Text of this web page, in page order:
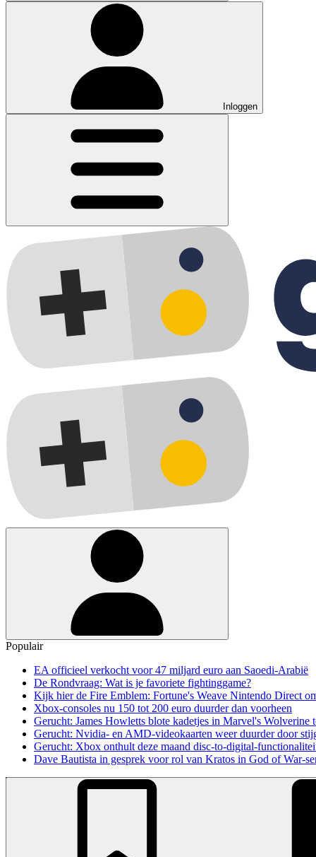
Inloggen
Populair
EA officieel verkocht voor 47 miljard euro aan Saoedi-Arabië
De Rondvraag: Wat is je favoriete fightinggame?
Kijk hier de Fire Emblem: Fortune's Weave Nintendo Direct
Xbox-consoles nu 150 tot 200 euro duurder dan voorheen
Gerucht: James Howletts blote kadetjes in Marvel's Wolverine
Gerucht: Nvidia- en AMD-videokaarten weer duurder door
Gerucht: Xbox onthult deze maand disc-to-digital-
Dave Bautista in gesprek voor rol van Kratos in God of War-